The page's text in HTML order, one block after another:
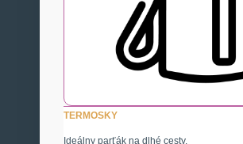
TERMOSKY
Ideálny parťák na dlhé cesty.